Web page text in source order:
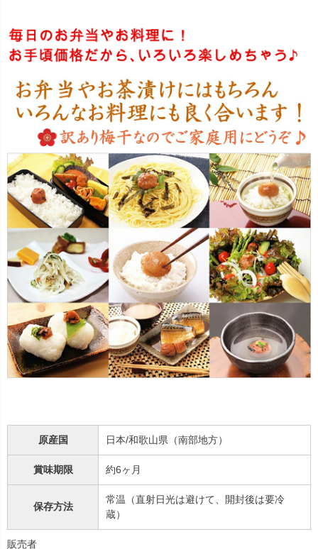
原産国 日本/和歌山県（南部地方）
賞味期限 約6ヶ月
保存方法
常温（直射日光は避けて、開封後は要冷
蔵）
販売者